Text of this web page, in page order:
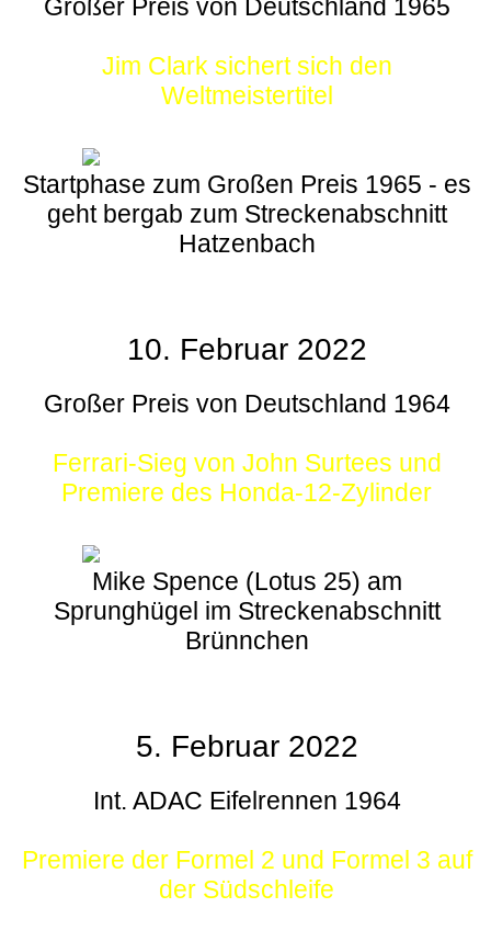
Großer Preis von Deutschland 1965
Jim Clark sichert sich den
Weltmeistertitel
Startphase zum Großen Preis 1965 - es
geht bergab zum Streckenabschnitt
Hatzenbach
10. Februar 2022
Großer Preis von Deutschland 1964
Ferrari-Sieg von John Surtees und
Premiere des Honda-12-Zylinder
Mike Spence (Lotus 25) am
Sprunghügel im Streckenabschnitt
Brünnchen
5. Februar 2022
Int. ADAC Eifelrennen 1964
Premiere der Formel 2 und Formel 3 auf
der Südschleife